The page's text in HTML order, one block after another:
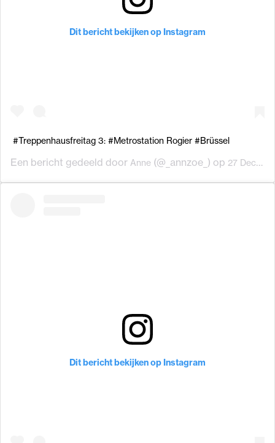
Dit bericht bekijken op Instagram
#Treppenhausfreitag 3: #Metrostation Rogier #Brüssel
Een bericht gedeeld door Anne (@_annzoe_) op 27 Dec 2019 om 7:23 (PST)
Dit bericht bekijken op Instagram